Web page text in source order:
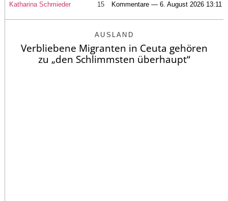
Katharina Schmieder 15 Kommentare — 6. August 2026 13:11
AUSLAND
Verbliebene Migranten in Ceuta gehören
zu „den Schlimmsten überhaupt“